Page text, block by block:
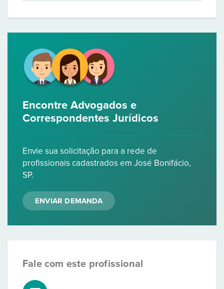
Encontre Advogados e
Correspondentes Jurídicos
Envie sua solicitação para a rede de
profissionais cadastrados em José Bonifácio,
SP.
ENVIAR DEMANDA
Fale com este profissional